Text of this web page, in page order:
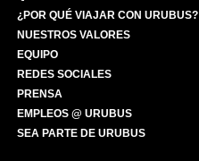
¿POR QUÉ VIAJAR CON URUBUS?
NUESTROS VALORES
EQUIPO
REDES SOCIALES
PRENSA
EMPLEOS @ URUBUS
SEA PARTE DE URUBUS